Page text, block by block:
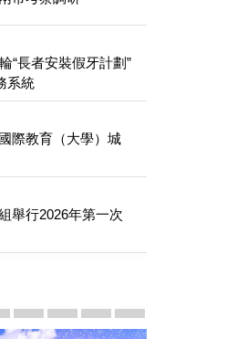
“長者安裝假牙計劃”
系統
際教育（大學）城
舉行2026年第一次
國兩制”新篇章 — 澳門“一國
11月18日發表2026年施政報
別行政區經濟和社會發展第
琴粵澳深度合作區專題網站
施政小講堂
走進澳門澳門相簿2020
《澳门微视